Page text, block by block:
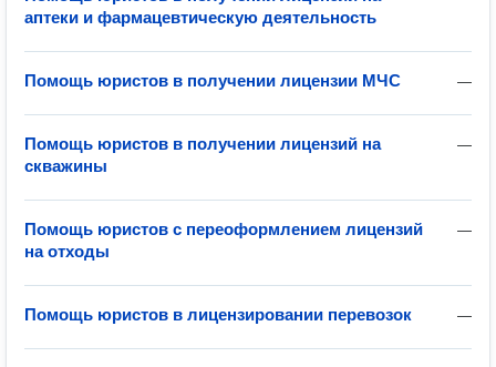
аптеки и фармацевтическую деятельность
—
Помощь юристов в получении лицензии МЧС
—
Помощь юристов в получении лицензий на
скважины
—
Помощь юристов с переоформлением лицензий
на отходы
—
Помощь юристов в лицензировании перевозок